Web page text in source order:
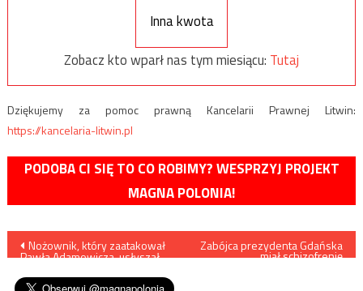
Inna kwota
Zobacz kto wparł nas tym miesiącu: Tutaj
Dziękujemy za pomoc prawną Kancelarii Prawnej Litwin:
https://kancelaria-litwin.pl
PODOBA CI SIĘ TO CO ROBIMY? WESPRZYJ PROJEKT
MAGNA POLONIA!
Nawigacja
wpisu
Nożownik, który zaatakował
Pawła Adamowicza, usłyszał
Zabójca prezydenta Gdańska
miał schizofrenię